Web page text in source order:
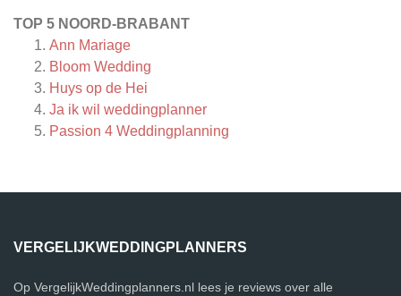
TOP 5 NOORD-BRABANT
Ann Mariage
Bloom Wedding
Huys op de Hei
Ja ik wil weddingplanner
Passion 4 Weddingplanning
VERGELIJKWEDDINGPLANNERS
Op VergelijkWeddingplanners.nl lees je reviews over alle